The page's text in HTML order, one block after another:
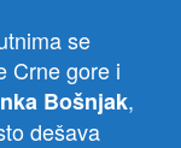
se
Crne gore i
Bošnjak,
dešava